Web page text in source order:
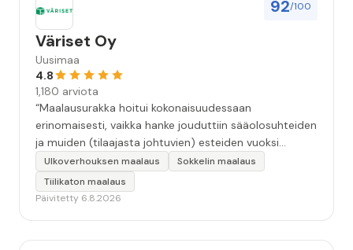
92/100
Väriset Oy
Uusimaa
4.8
1,180 arviota
“Maalausurakka hoitui kokonaisuudessaan
erinomaisesti, vaikka hanke jouduttiin sääolosuhteiden
ja muiden (tilaajasta johtuvien) esteiden vuoksi
keskeyttämään n. 3 viikoksi. Maalaistulos on oikein
hyvä, yhteydenpito erinomaista, jälkityöt tehtiin
huolellisesti. Suosittelen. Erityiskiitos itse maalareille:
Ulkoverhouksen maalaus
Sokkelin maalaus
Tiilikaton maalaus
Päivitetty 6.8.2026